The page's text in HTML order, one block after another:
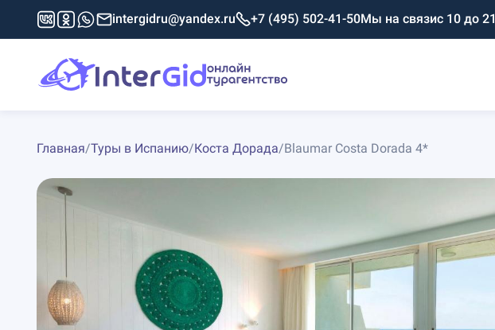
intergidru@yandex.ru +7 (495) 502-41-50Мы на связис 10 до 21
Главная/Туры в Испанию/Коста Дорада/Blaumar Costa Dorada 4*